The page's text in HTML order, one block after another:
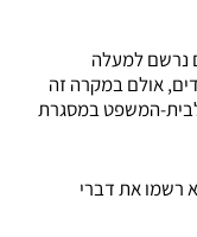
נרשם למעלה
אולם במקרה זה
המשפט במסגרת
לא רשמו את דברי